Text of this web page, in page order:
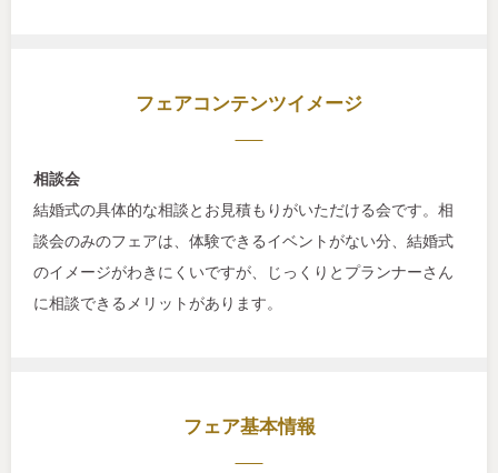
フェアコンテンツイメージ
相談会
結婚式の具体的な相談とお見積もりがいただける会です。相
談会のみのフェアは、体験できるイベントがない分、結婚式
のイメージがわきにくいですが、じっくりとプランナーさん
に相談できるメリットがあります。
フェア基本情報